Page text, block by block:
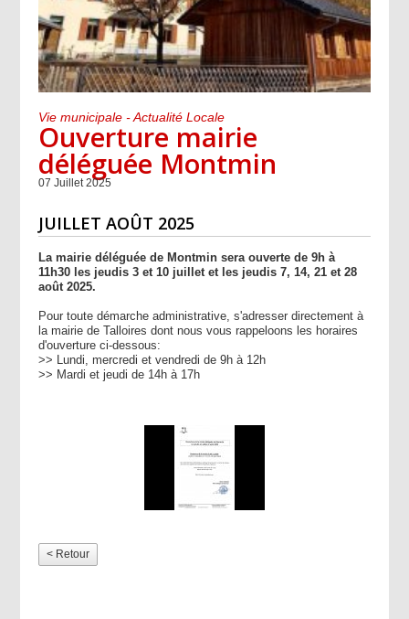
Vie municipale - Actualité Locale
Ouverture mairie
déléguée Montmin
07 Juillet 2025
JUILLET AOÛT 2025
La mairie déléguée de Montmin sera ouverte de 9h à
11h30 les jeudis 3 et 10 juillet et les jeudis 7, 14, 21 et 28
août 2025.
Pour toute démarche administrative, s'adresser directement à
la mairie de Talloires dont nous vous rappeloons les horaires
d'ouverture ci-dessous:
>> Lundi, mercredi et vendredi de 9h à 12h
>> Mardi et jeudi de 14h à 17h
< Retour